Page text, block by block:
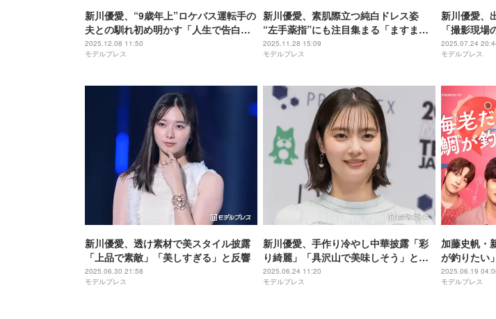
新川優愛、“9歳年上”ロケバス運転手の
夫との馴れ初め明かす「人生で告白し
たのは今の旦那さんだけ」
2025.12.08 11:50
モデルプレス
新川優愛、素肌際立つ純白ドレス姿
“左手薬指”にも注目集まる「ますます
綺麗に」「骨格が神」の声
2025.11.28 15:09
モデルプレス
新川優愛、
「撮影現場
て」【第41
リ】
2025.07.24
モデルプレス
新川優愛、透け素材で美スタイル披露
「上品で素敵」「美しすぎる」と反響
2025.06.30 21:58
モデルプレス
新川優愛、手作り冷やし中華披露「彩
り綺麗」「具沢山で美味しそう」と反
響
2025.06.24 11:20
モデルプレス
加藤史帆・
が釣りたい
ビジュアル
到着
2025.06.19
モデルプレス